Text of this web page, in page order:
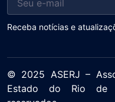
Receba notícias e
© 2025 ASERJ –
Estado do Rio de